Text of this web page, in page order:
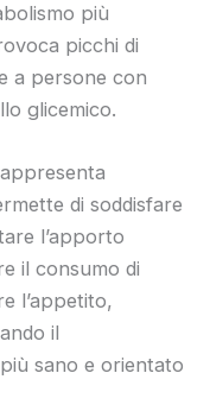
più
picchi di
a persone con
glicemico.
di soddisfare
l’apporto
il consumo di
l’appetito,
il
sano e orientato